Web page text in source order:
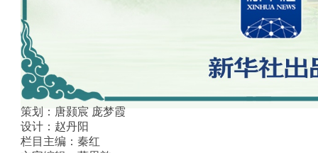
策划：唐颢宸 庞梦霞
设计：赵丹阳
栏目主编 ：秦红